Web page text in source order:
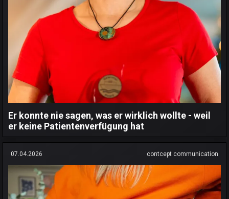
Er konnte nie sagen, was er wirklich wollte - weil
er keine Patientenverfügung hat
07.04.2026 contcept communication